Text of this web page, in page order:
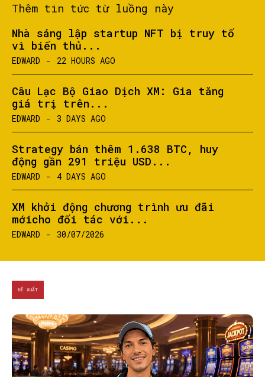
Thêm tin tức từ luồng này
Nhà sáng lập startup NFT bị truy tố
vì biển thủ...
EDWARD - 22 HOURS AGO
Câu Lạc Bộ Giao Dịch XM: Gia tăng
giá trị trên...
EDWARD - 3 DAYS AGO
Strategy bán thêm 1.638 BTC, huy
động gần 291 triệu USD...
EDWARD - 4 DAYS AGO
XM khởi động chương trình ưu đãi
mớicho đối tác với...
EDWARD - 30/07/2026
ĐỀ XUẤT